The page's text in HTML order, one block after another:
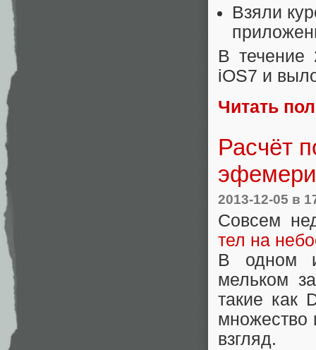
Взяли
В течение
iOS7 и
Читать
Расчёт
2013-12-05 в
Совсем
тел на
В одном
мельком
такие как
множество
взгляд.